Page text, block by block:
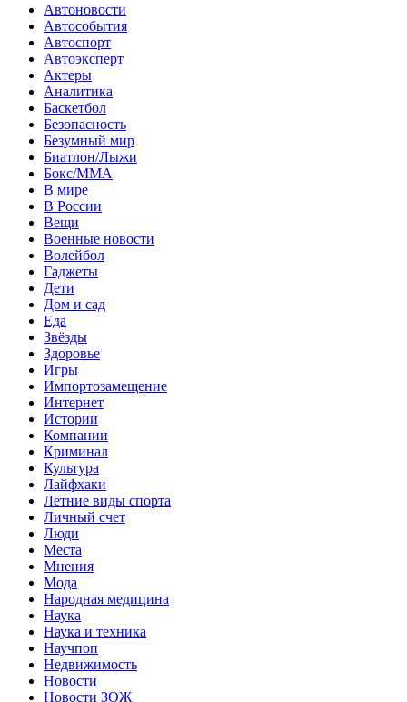
Автоновости
Автособытия
Автоспорт
Автоэксперт
Актеры
Аналитика
Баскетбол
Безопасность
Безумный мир
Биатлон/Лыжи
Бокс/MMA
В мире
В России
Вещи
Военные новости
Волейбол
Гаджеты
Дети
Дом и сад
Еда
Звёзды
Здоровье
Игры
Импортозамещение
Интернет
Истории
Компании
Криминал
Культура
Лайфхаки
Летние виды спорта
Личный счет
Люди
Места
Мнения
Мода
Народная медицина
Наука
Наука и техника
Научпоп
Недвижимость
Новости
Новости ЗОЖ